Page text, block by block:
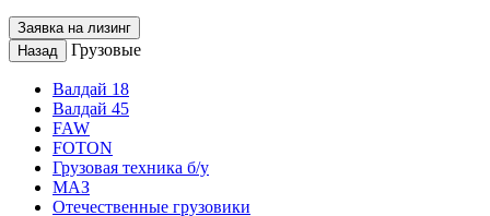
Заявка на лизинг
Назад
Грузовые
Валдай 18
Валдай 45
FAW
FOTON
Грузовая техника б/у
МАЗ
Отечественные грузовики